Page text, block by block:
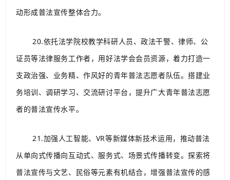
动形成普法宣传整体合力。
20.依托法学院校教学科研人员、政法干警、律师、公
证员等法律服务工作者，用好法学会会员资源，着力打造一
支政治强、业务精、作风好的青年普法志愿者队伍。搭建业
务培训、调研学习、交流研讨平台，提升广大青年普法志愿
者的普法宣传水平。
21.加强人工智能、VR等新媒体新技术运用，推动普法
从单向式传播向互动式、服务式、场景式传播转变。探索将
普法宣传与文艺、民俗等元素有机结合，增强普法宣传的感